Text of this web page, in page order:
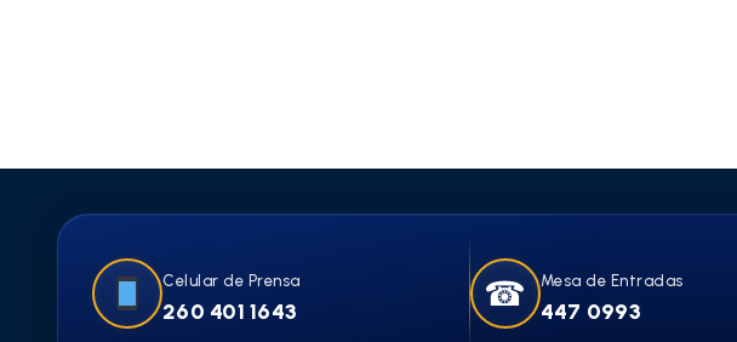
Celular de Prensa
260 401 1643 ☎ Mesa de Entradas
447 0993